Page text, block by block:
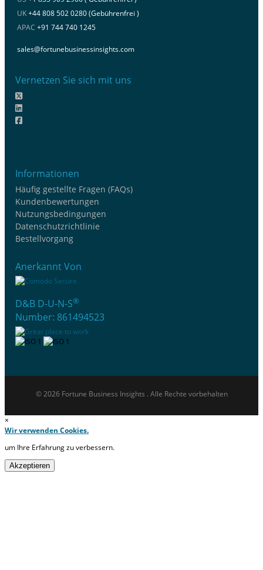
UK+44 808 502 0280 (Gebührenfrei )
APAC +91 744 740 1245
sales@fortunebusinessinsights.com
Vernetzen Sie sich mit uns
Informationen
Häufig gestellte Fragen (FAQs)
Kundenbewertungen
Nutzungsbedingungen
Datenschutzrichtlinie
Bestellvorgang
Anerkannt Von
D&B D-U-N-S®
Number: 861494523
© 2026 Fortune Business Insights . Alle Rechte vorbehalten
×
Wir verwenden Cookies.
um Ihre Erfahrung zu verbessern.
Akzeptieren